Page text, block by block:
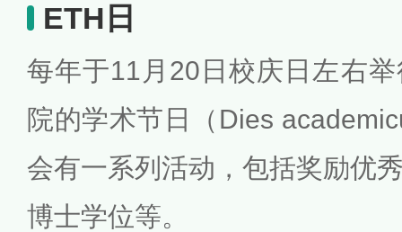
ETH日
每年于11月20日校庆日左右
院的学术节日（Dies
会有一系列活动，包括奖励优
博士学位等。